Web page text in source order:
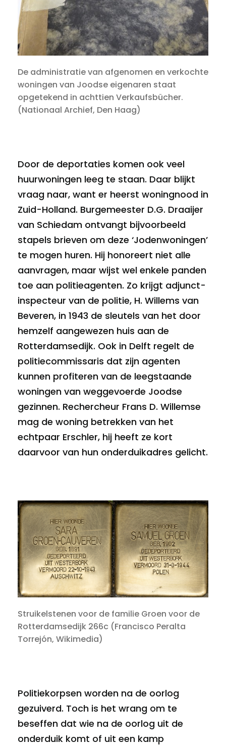
De administratie van afgenomen en verkochte
woningen van Joodse eigenaren staat
opgetekend in achttien Verkaufsbücher.
(Nationaal Archief, Den Haag)
Door de deportaties komen ook veel
huurwoningen leeg te staan. Daar blijkt
vraag naar, want er heerst woningnood in
Zuid-Holland. Burgemeester D.G. Draaijer
van Schiedam ontvangt bijvoorbeeld
stapels brieven om deze ‘Jodenwoningen’
te mogen huren. Hij honoreert niet alle
aanvragen, maar wijst wel enkele panden
toe aan politieagenten. Zo krijgt adjunct-
inspecteur van de politie, H. Willems van
Beveren, in 1943 de sleutels van het door
hemzelf aangewezen huis aan de
Rotterdamsedijk. Ook in Delft regelt de
politiecommissaris dat zijn agenten
kunnen profiteren van de leegstaande
woningen van weggevoerde Joodse
gezinnen. Rechercheur Frans D. Willemse
mag de woning betrekken van het
echtpaar Erschler, hij heeft ze kort
daarvoor van hun onderduikadres gelicht.
Struikelstenen voor de familie Groen voor de
Rotterdamsedijk 266c (Francisco Peralta
Torrejón, Wikimedia)
Politiekorpsen worden na de oorlog
gezuiverd. Toch is het wrang om te
beseffen dat wie na de oorlog uit de
onderduik komt of uit een kamp